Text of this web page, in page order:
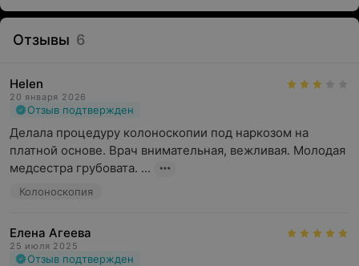
Отзывы 6
Helen
20 января 2026
Отзыв подтвержден
Делала процедуру колоноскопии под наркозом на
платной основе. Врач внимательная, вежливая. Молодая
медсестра грубовата. ...
Колоноскопия
Елена Агеева
25 июля 2025
Отзыв подтвержден